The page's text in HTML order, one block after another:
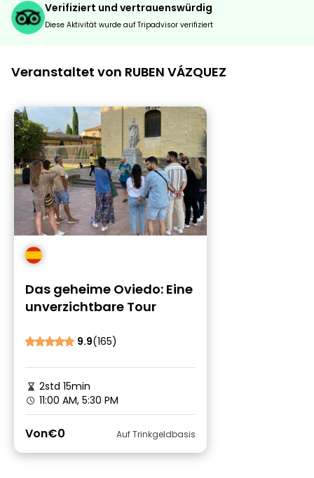
Verifiziert und vertrauenswürdig
Diese Aktivität wurde auf Tripadvisor verifiziert
Veranstaltet von RUBEN VÁZQUEZ
Das geheime Oviedo: Eine
unverzichtbare Tour
9.9(165)
2std 15min
11:00 AM, 5:30 PM
Von€0 Auf Trinkgeldbasis